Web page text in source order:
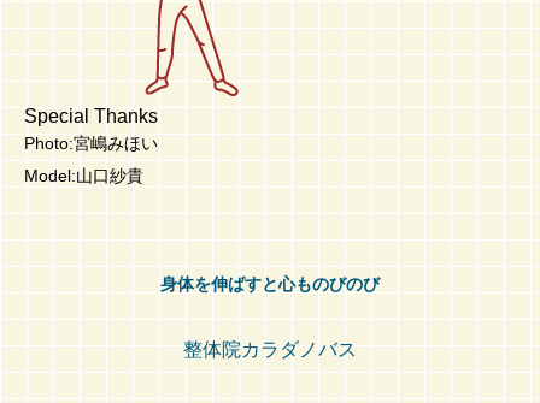
Special Thanks
Photo:宮嶋みほい
Model:山口紗貴
身体を伸ばすと心ものびのび
整体院カラダノバス